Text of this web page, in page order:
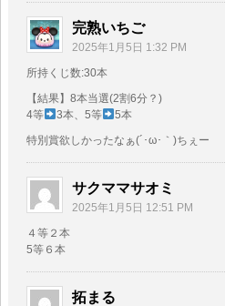
完熟いちご
2025年1月5日 1:32 PM
所持くじ数:30本
【結果】8本当選(2割6分？)
4等
3本、5等
5本
特別賞欲しかったなぁ(´･ω･｀)ちぇー
サクママサオミ
2025年1月5日 12:51 PM
４等２本
5等６本
拓まる